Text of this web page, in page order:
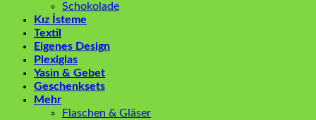
Schokolade
Kız İsteme
Textil
Eigenes Design
Plexiglas
Yasin & Gebet
Geschenksets
Mehr
Flaschen & Gläser